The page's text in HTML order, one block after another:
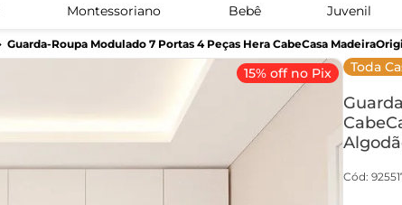
Montessoriano Bebê Juvenil
Guarda-Roupa Modulado 7 Portas 4 Peças Hera CabeCasa
15% off no Pix Toda
Cód: